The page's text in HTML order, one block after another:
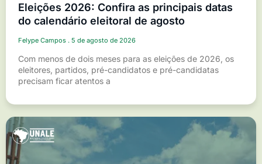
Eleições 2026: Confira as principais datas
do calendário eleitoral de agosto
Felype Campos 5 de agosto de 2026
Com menos de dois meses para as eleições de 2026, os
eleitores, partidos, pré-candidatos e pré-candidatas
precisam ficar atentos a